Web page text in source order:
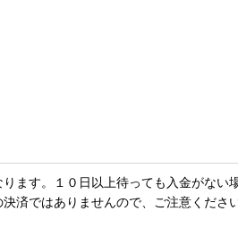
ます。１０日以上待っても入金がない
済ではありませんので、ご注意ください